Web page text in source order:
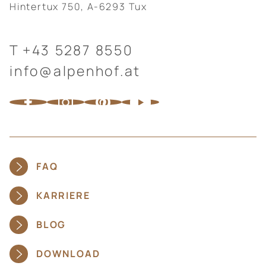
Hintertux 750, A-6293 Tux
T +43 5287 8550
info@alpenhof.at
FAQ
KARRIERE
BLOG
DOWNLOAD